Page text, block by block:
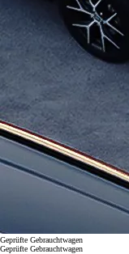
Geprüfte Gebrauchtwagen
Geprüfte Gebrauchtwagen